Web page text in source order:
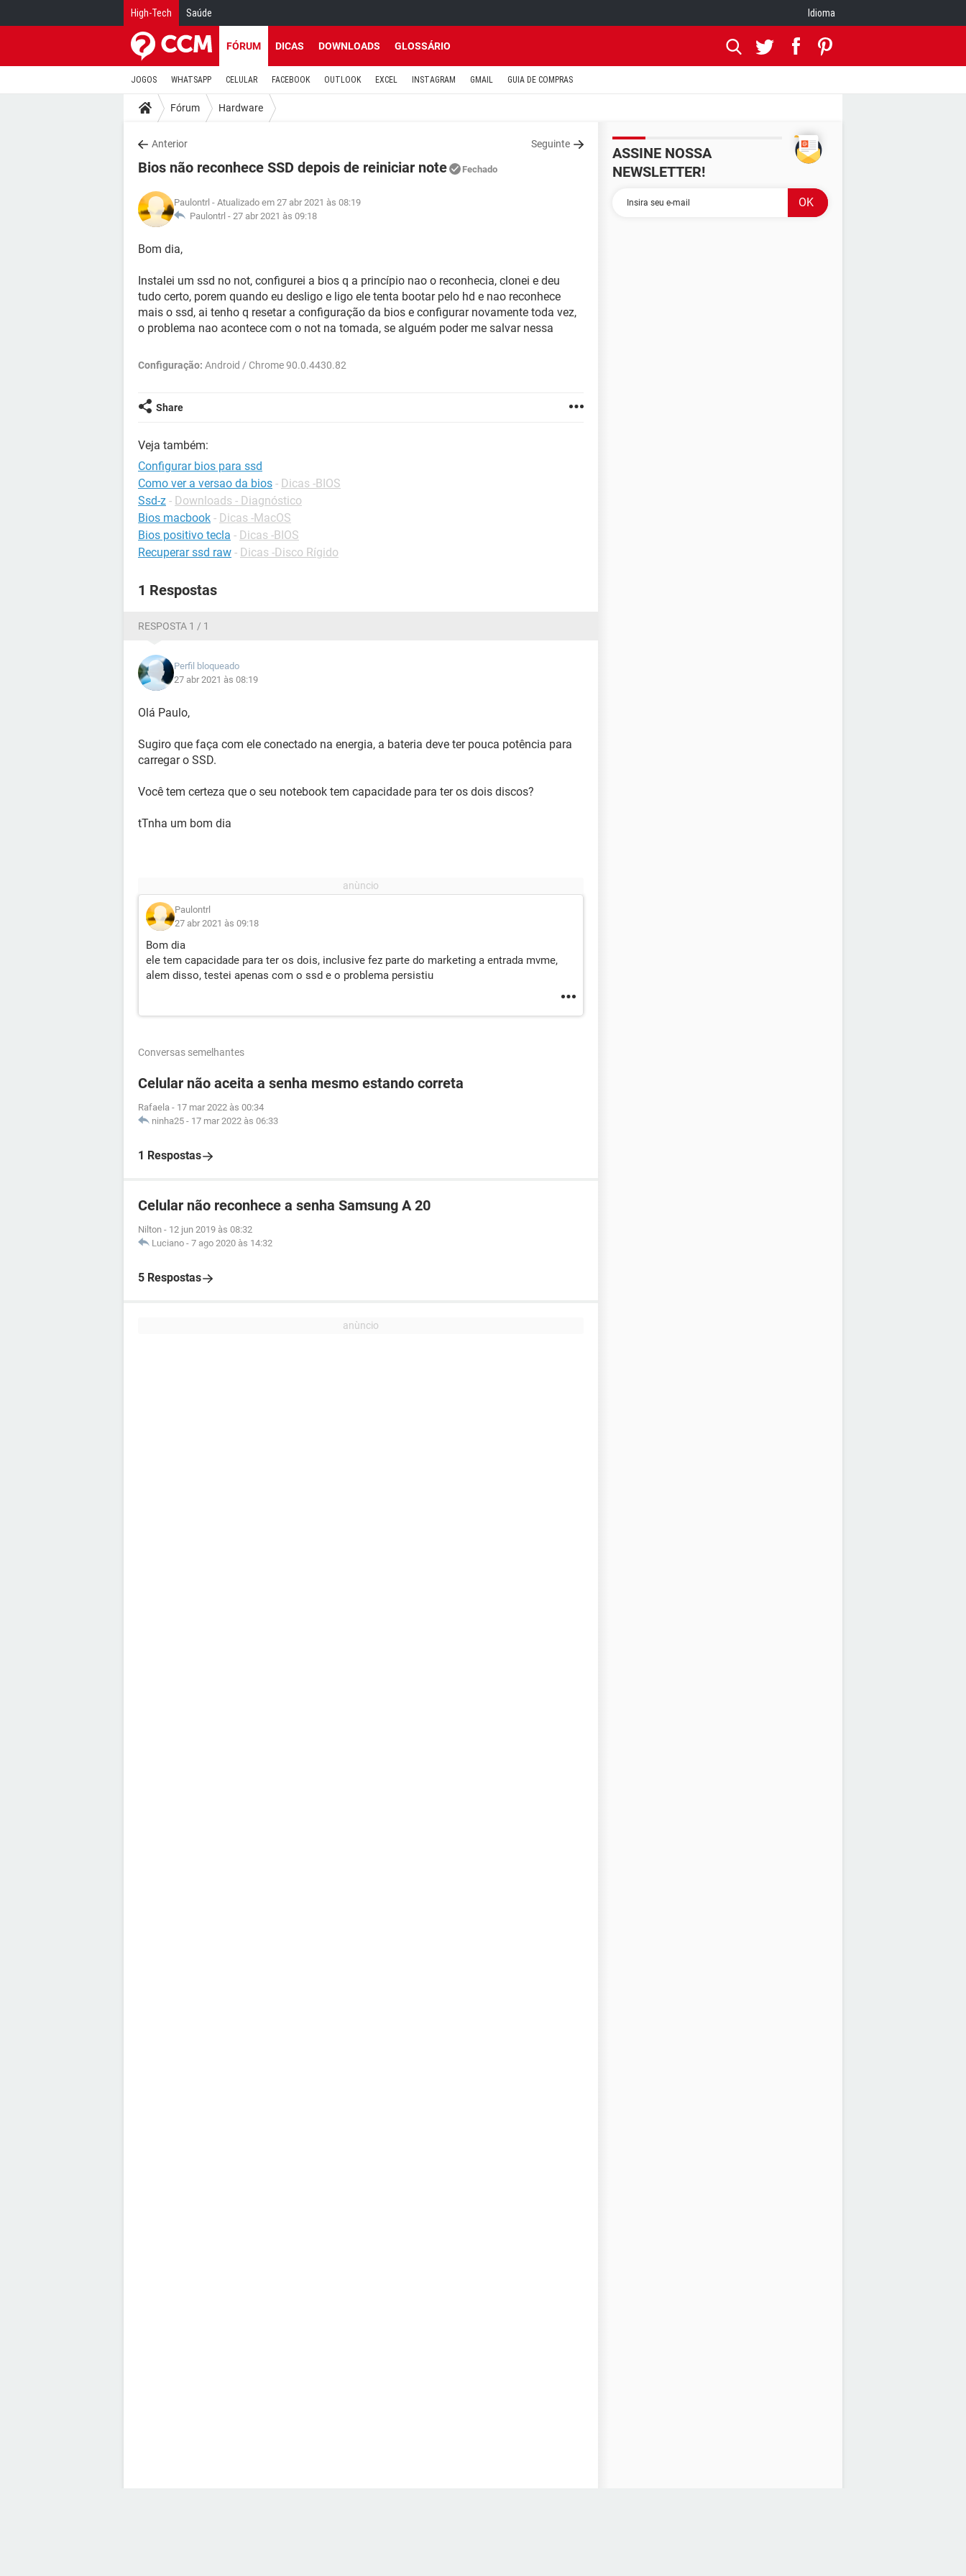
High-Tech Saúde Idioma
FÓRUM DICAS DOWNLOADS GLOSSÁRIO
JOGOS WHATSAPP CELULAR FACEBOOK OUTLOOK EXCEL INSTAGRAM GMAIL GUIA DE COMPRAS
Fórum Hardware
Anterior Seguinte
Bios não reconhece SSD depois de reiniciar note Fechado
Paulontrl - Atualizado em 27 abr 2021 às 08:19
Paulontrl - 27 abr 2021 às 09:18
Bom dia,
Instalei um ssd no not, configurei a bios q a princípio nao o reconhecia, clonei e deu
tudo certo, porem quando eu desligo e ligo ele tenta bootar pelo hd e nao reconhece
mais o ssd, ai tenho q resetar a configuração da bios e configurar novamente toda vez,
o problema nao acontece com o not na tomada, se alguém poder me salvar nessa
Configuração: Android / Chrome 90.0.4430.82
Share
Veja também:
Configurar bios para ssd
Como ver a versao da bios - Dicas -BIOS
Ssd-z - Downloads - Diagnóstico
Bios macbook - Dicas -MacOS
Bios positivo tecla - Dicas -BIOS
Recuperar ssd raw - Dicas -Disco Rígido
1 Respostas
RESPOSTA 1 / 1
Perfil bloqueado
27 abr 2021 às 08:19
Olá Paulo,
Sugiro que faça com ele conectado na energia, a bateria deve ter pouca potência para
carregar o SSD.
Você tem certeza que o seu notebook tem capacidade para ter os dois discos?
tTnha um bom dia
Paulontrl
27 abr 2021 às 09:18
Bom dia
ele tem capacidade para ter os dois, inclusive fez parte do marketing a entrada mvme,
alem disso, testei apenas com o ssd e o problema persistiu
Conversas semelhantes
Celular não aceita a senha mesmo estando correta
Rafaela - 17 mar 2022 às 00:34
ninha25 - 17 mar 2022 às 06:33
1 Respostas
Celular não reconhece a senha Samsung A 20
Nilton - 12 jun 2019 às 08:32
Luciano - 7 ago 2020 às 14:32
5 Respostas
ASSINE NOSSA
NEWSLETTER!